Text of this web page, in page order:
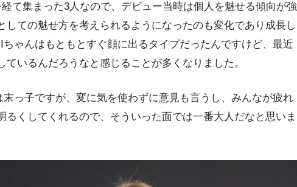
て集まった3人なので、デビュー当時は個人を魅せる傾向が強
しての魅せ方を考えられるようになったのも変化であり成長し
ゃんはもともとすぐ顔に出るタイプだったんですけど、最近
いるんだろうなと感じることが多くなりました。
末っ子ですが、変に気を使わずに意見も言うし、みんなが疲れ
るくしてくれるので、そういった面では一番大人だなと思いま